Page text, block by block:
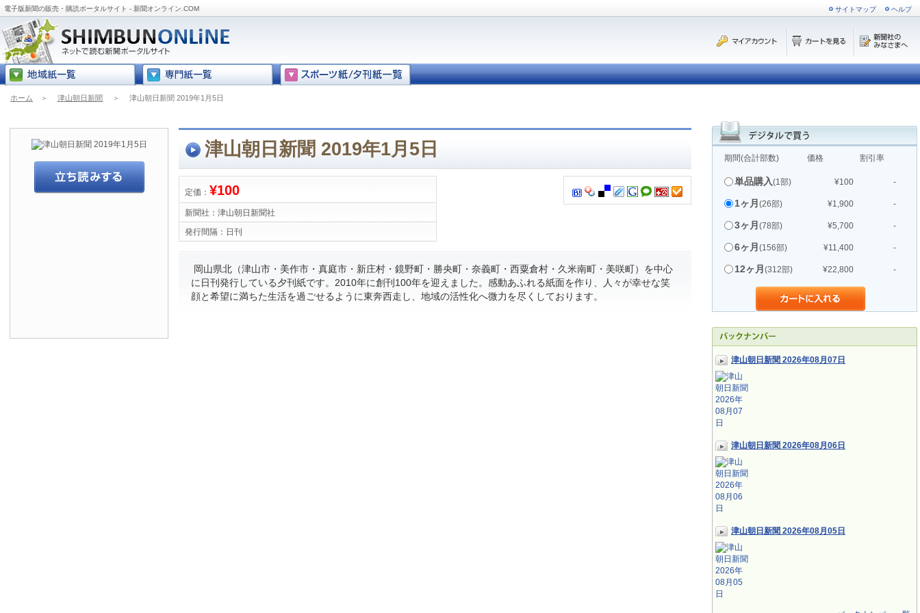
電子版新聞の販売・購読ポータルサイト - 新聞オンライン.COM サイトマップ ヘルプ
ホーム ＞ 津山朝日新聞 ＞ 津山朝日新聞 2019年1月5日
期間(合計部数) 価格 割引率
単品購入(1部) ¥100 -
1ヶ月 (26部) ¥1,900 -
3ヶ月 (78部) ¥5,700 -
6ヶ月 (156部) ¥11,400 -
12ヶ月 (312部) ¥22,800 -
津山朝日新聞 2026年08月07日
津山朝日新聞 2026年08月06日
津山朝日新聞 2026年08月05日
津山朝日新聞 2019年1月5日
定価： ¥100
新聞社： 津山朝日新聞社
発行間隔： 日刊
岡山県北（津山市・美作市・真庭市・新庄村・鏡野町・勝央町・奈義町・西粟倉村・久米南町・美咲町）を中心
に日刊発行している夕刊紙です。2010年に創刊100年を迎えました。感動あふれる紙面を作り、人々が幸せな笑
顔と希望に満ちた生活を過ごせるように東奔西走し、地域の活性化へ微力を尽くしております。